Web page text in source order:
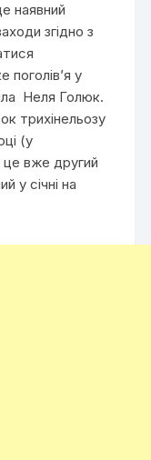
наявний
згідно з
поголів’я у
Неля Голюк.
трихінельозу
(у
це вже другий
у січні на